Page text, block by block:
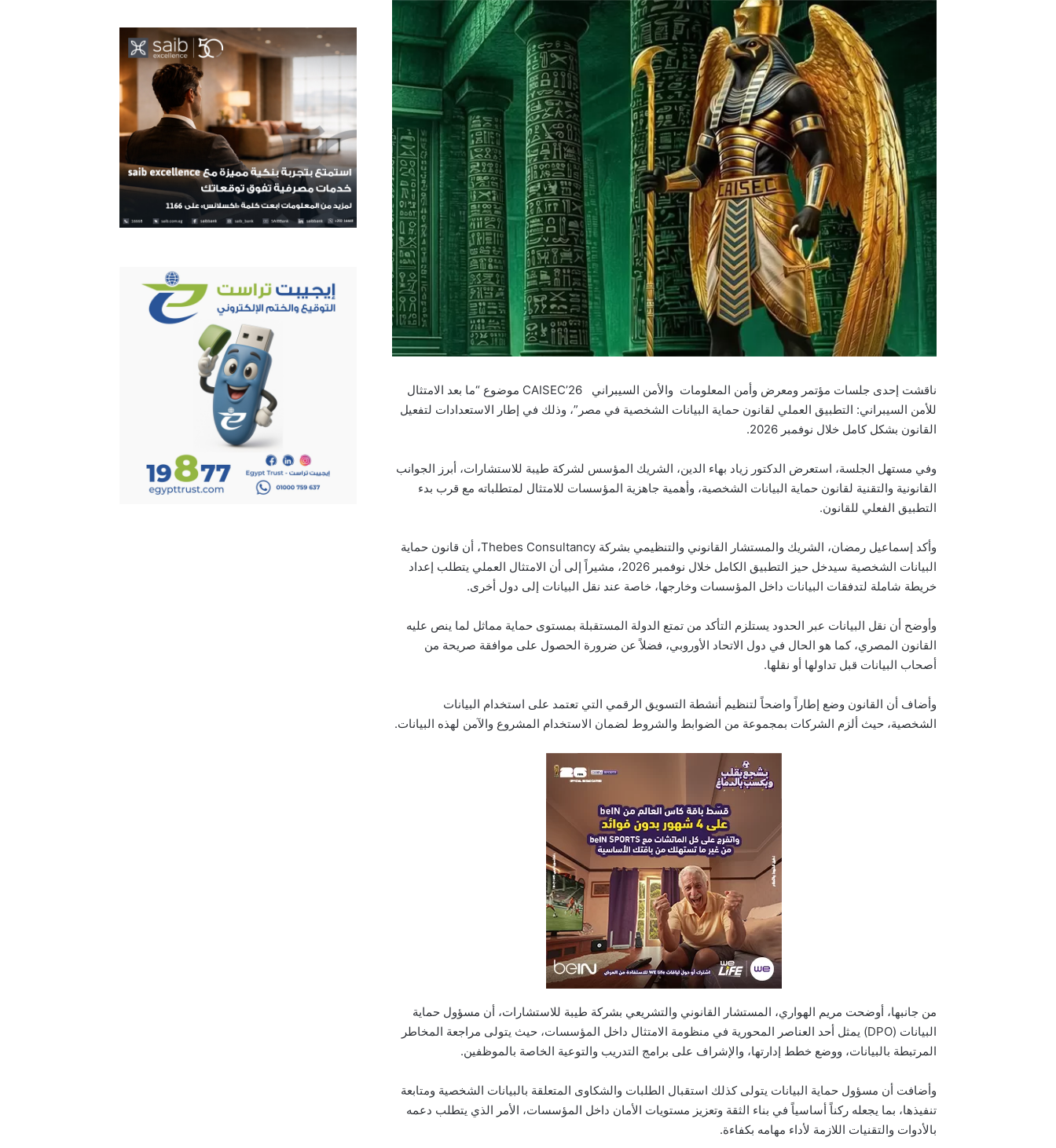
ناقشت إحدى جلسات مؤتمر ومعرض وأمن المعلومات والأمن السيبراني CAISEC’26 موضوع “ما بعد الامتثال
للأمن السيبراني: التطبيق العملي لقانون حماية البيانات الشخصية في مصر”، وذلك في إطار الاستعدادات لتفعيل
القانون بشكل كامل خلال نوفمبر 2026.
وفي مستهل الجلسة، استعرض الدكتور زياد بهاء الدين، الشريك المؤسس لشركة طيبة للاستشارات، أبرز الجوانب
القانونية والتقنية لقانون حماية البيانات الشخصية، وأهمية جاهزية المؤسسات للامتثال لمتطلباته مع قرب بدء
التطبيق الفعلي للقانون.
وأكد إسماعيل رمضان، الشريك والمستشار القانوني والتنظيمي بشركة Thebes Consultancy، أن قانون حماية
البيانات الشخصية سيدخل حيز التطبيق الكامل خلال نوفمبر 2026، مشيراً إلى أن الامتثال العملي يتطلب إعداد
خريطة شاملة لتدفقات البيانات داخل المؤسسات وخارجها، خاصة عند نقل البيانات إلى دول أخرى.
وأوضح أن نقل البيانات عبر الحدود يستلزم التأكد من تمتع الدولة المستقبلة بمستوى حماية مماثل لما ينص عليه
القانون المصري، كما هو الحال في دول الاتحاد الأوروبي، فضلاً عن ضرورة الحصول على موافقة صريحة من
أصحاب البيانات قبل تداولها أو نقلها.
وأضاف أن القانون وضع إطاراً واضحاً لتنظيم أنشطة التسويق الرقمي التي تعتمد على استخدام البيانات
الشخصية، حيث ألزم الشركات بمجموعة من الضوابط والشروط لضمان الاستخدام المشروع والآمن لهذه البيانات.
من جانبها، أوضحت مريم الهواري، المستشار القانوني والتشريعي بشركة طيبة للاستشارات، أن مسؤول حماية
البيانات (DPO) يمثل أحد العناصر المحورية في منظومة الامتثال داخل المؤسسات، حيث يتولى مراجعة المخاطر
المرتبطة بالبيانات، ووضع خطط إدارتها، والإشراف على برامج التدريب والتوعية الخاصة بالموظفين.
وأضافت أن مسؤول حماية البيانات يتولى كذلك استقبال الطلبات والشكاوى المتعلقة بالبيانات الشخصية ومتابعة
تنفيذها، بما يجعله ركناً أساسياً في بناء الثقة وتعزيز مستويات الأمان داخل المؤسسات، الأمر الذي يتطلب دعمه
بالأدوات والتقنيات اللازمة لأداء مهامه بكفاءة.